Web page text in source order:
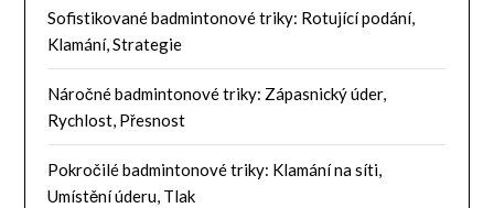
Sofistikované badmintonové triky: Rotující podání,
Klamání, Strategie
Náročné badmintonové triky: Zápasnický úder,
Rychlost, Přesnost
Pokročilé badmintonové triky: Klamání na síti,
Umístění úderu, Tlak